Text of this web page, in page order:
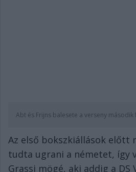
Abt és Frijns balesete a verseny második
Az első bokszkiállások előtt
tudta ugrani a németet, így
Grassi mögé, aki addig a